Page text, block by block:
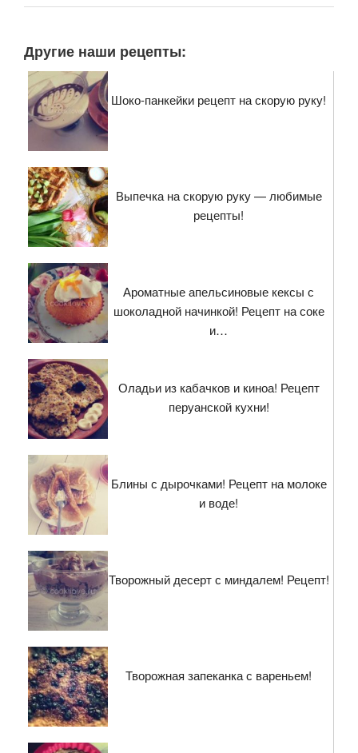
Другие наши рецепты:
Шоко-панкейки рецепт на скорую руку!
Выпечка на скорую руку — любимые
рецепты!
Ароматные апельсиновые кексы с
шоколадной начинкой! Рецепт на соке
и…
Оладьи из кабачков и киноа! Рецепт
перуанской кухни!
Блины с дырочками! Рецепт на молоке
и воде!
Творожный десерт с миндалем! Рецепт!
Творожная запеканка с вареньем!